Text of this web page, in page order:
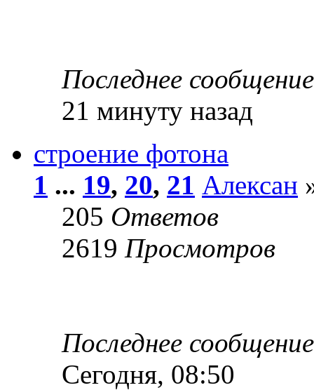
Последнее
21 минуту назад
строение фотона
1 ... 19, 20, 21 Алексан
205 Ответов
2619 Просмотров
Последнее
Сегодня, 08:50